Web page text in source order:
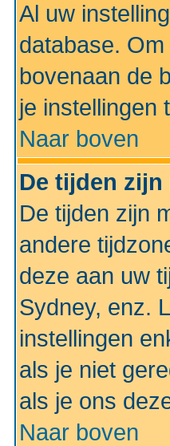
Al uw
database.
bovenaan de
je instellingen
Naar boven
De tijden
De tijden zijn
andere
deze aan uw
Sydney, enz.
instellingen
als je niet
als je ons
Naar boven